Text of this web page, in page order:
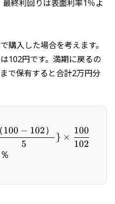
終利回りは表面利率1％よ
購入した場合を考えます。
102円です。満期に戻るの
で保有すると合計2万円分
\begin{aligned} 最終利
5
100 − 102）
} ×
102
100
％